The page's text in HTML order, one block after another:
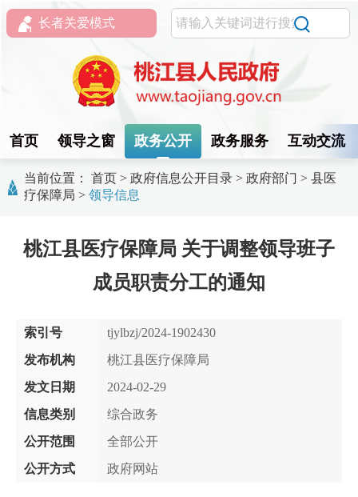
长者关爱模式
首页 领导之窗 政务公开 政务服务 互动交流
当前位置： 首页 > 政府信息公开目录 > 政府部门 > 县医
疗保障局 > 领导信息
桃江县医疗保障局 关于调整领导班子
成员职责分工的通知
索引号
tjylbzj/2024-1902430
发布机构
桃江县医疗保障局
发文日期
2024-02-29
信息类别
综合政务
公开范围
全部公开
公开方式
政府网站